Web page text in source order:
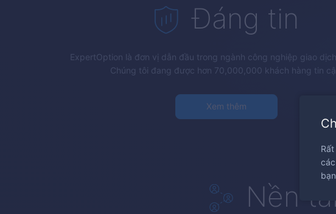
Đáng tin
ExpertOption là đơn vị dẫn đầu trong ngành công nghiệp giao
Chúng tôi đang được hơn 70,000,000 khách hàng tin
Xem thêm
Nền
bạn.